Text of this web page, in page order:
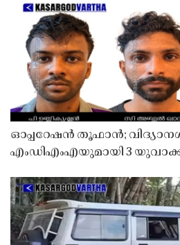
ഓപ്പറേഷൻ തൂഫാൻ;
എംഡിഎംഎയുമായി 3